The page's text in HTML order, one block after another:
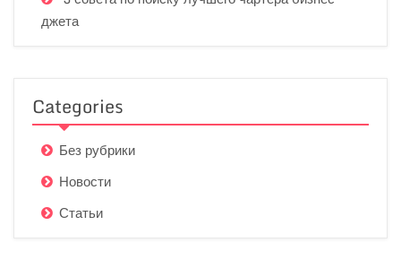
джета
Categories
Без рубрики
Новости
Статьи